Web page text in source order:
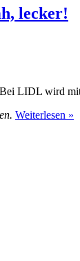
lecker!
LIDL wird
Weiterlesen »